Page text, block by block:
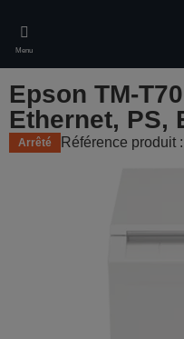
main
content
Menu
Epson TM-
Ethernet, PS,
Arrêté Référence produit